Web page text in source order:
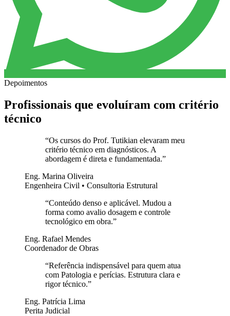
Depoimentos
Profissionais que evoluíram com critério
técnico
“Os cursos do Prof. Tutikian elevaram meu
critério técnico em diagnósticos. A
abordagem é direta e fundamentada.”
Eng. Marina Oliveira
Engenheira Civil • Consultoria Estrutural
“Conteúdo denso e aplicável. Mudou a
forma como avalio dosagem e controle
tecnológico em obra.”
Eng. Rafael Mendes
Coordenador de Obras
“Referência indispensável para quem atua
com Patologia e perícias. Estrutura clara e
rigor técnico.”
Eng. Patrícia Lima
Perita Judicial